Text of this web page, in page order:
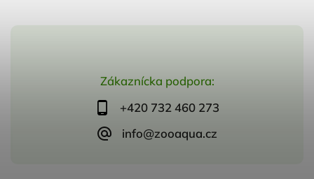
Zákaznícka podpora:
+420 732 460 273
info@zooaqua.cz